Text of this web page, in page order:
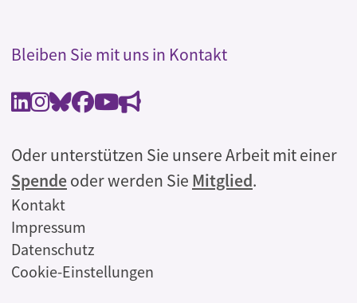
Bleiben Sie mit uns in Kontakt
Oder unterstützen Sie unsere Arbeit mit einer
Spendeoder werden Sie Mitglied.
Rechtliches
Kontakt
Impressum
Datenschutz
Cookie-Einstellungen